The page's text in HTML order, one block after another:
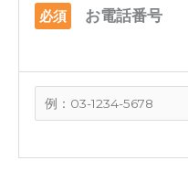
必須 お電話番号